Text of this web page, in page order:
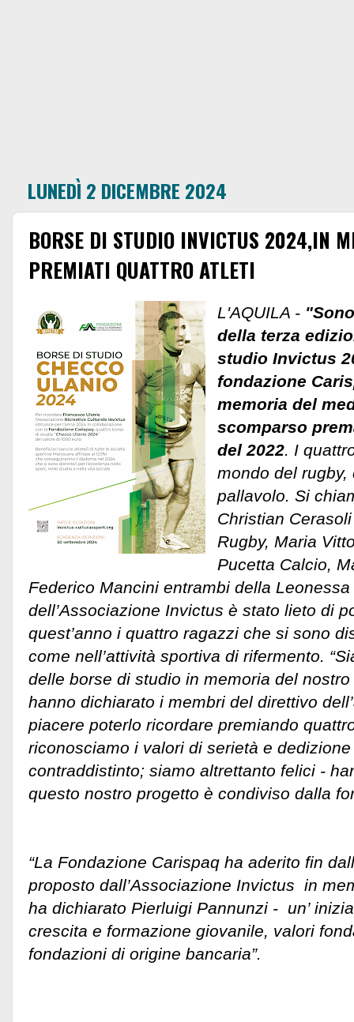
LUNEDÌ 2 DICEMBRE 2024
BORSE DI STUDIO INVICTUS 2024,IN
PREMIATI QUATTRO ATLETI
L'AQUILA -
della terza
studio Invictus
fondazione
memoria del
scomparso
del 2022. I
mondo del
pallavolo. Si
Christian
Rugby, Maria
Pucetta Calcio,
Federico Mancini entrambi della
dell’Associazione Invictus è stato lieto di
quest’anno i quattro ragazzi che si sono
come nell’attività sportiva di rifermento.
delle borse di studio in memoria del
hanno dichiarato i membri del direttivo
piacere poterlo ricordare premiando
riconosciamo i valori di serietà e
contraddistinto; siamo altrettanto felici -
questo nostro progetto è condiviso dalla
“La Fondazione Carispaq ha aderito fin
proposto dall’Associazione Invictus in
ha dichiarato Pierluigi Pannunzi - un’
crescita e formazione giovanile, valori
fondazioni di origine bancaria”.